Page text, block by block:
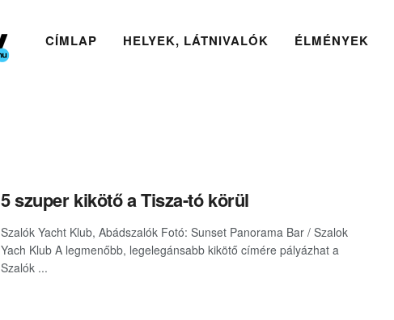
CÍMLAP HELYEK, LÁTNIVALÓK ÉLMÉNYEK
5 szuper kikötő a Tisza-tó körül
Szalók Yacht Klub, Abádszalók Fotó: Sunset Panorama Bar / Szalok
Yach Klub A legmenőbb, legelegánsabb kikötő címére pályázhat a
Szalók ...